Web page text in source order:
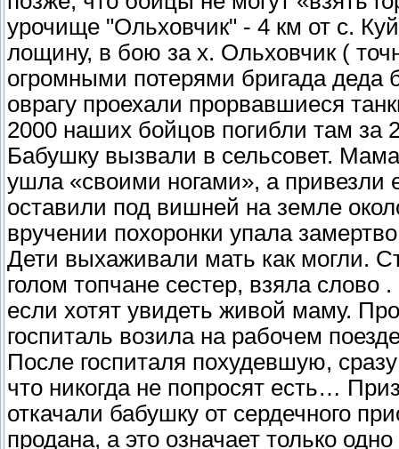
урочище "Ольховчик" - 4 км от с.
лощину, в бою за х. Ольховчик (
огромными потерями бригада деда
оврагу проехали прорвавшиеся
2000 наших бойцов погибли там за
Бабушку вызвали в сельсовет.
ушла «своими ногами», а привезли
оставили под вишней на земле
вручении похоронки упала
Дети выхаживали мать как могли.
голом топчане сестер, взяла слово
если хотят увидеть живой маму.
госпиталь возила на рабочем
После госпиталя похудевшую,
что никогда не попросят есть…
откачали бабушку от сердечного
продана, а это означает только